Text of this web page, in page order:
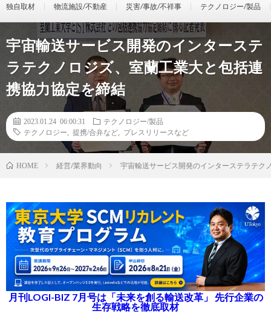
独自取材 物流施設/不動産 災害/事故/不祥事 テクノロジー/製品
宇宙輸送サービス開発のインターステ
ラテクノロジズ、室蘭工業大と包括連
携協力協定を締結
2023.01.24 06:00:31
テクノロジー/製品
テクノロジー
提携/合弁など プレスリリースなど
HOME 経営/業界動向 宇宙輸送サービス開発のインターステラテク
月刊LOGI-BIZ 7月号は「未来を創る輸送改革」 先行企業の
生存戦略を徹底取材